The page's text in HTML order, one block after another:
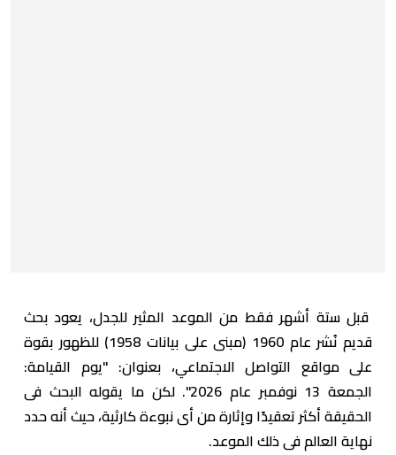
قبل ستة أشهر فقط من الموعد المثير للجدل، يعود بحث
قديم نُشر عام 1960 (مبنى على بيانات 1958) للظهور بقوة
على مواقع التواصل الاجتماعي، بعنوان: "يوم القيامة:
الجمعة 13 نوفمبر عام 2026". لكن ما يقوله البحث فى
الحقيقة أكثر تعقيدًا وإثارة من أى نبوءة كارثية، حيث أنه حدد
نهاية العالم فى ذلك الموعد.